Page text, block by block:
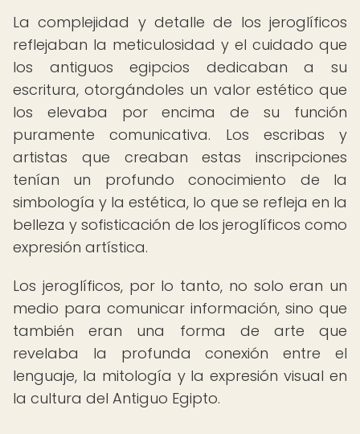
La complejidad y detalle de los jeroglíficos
reflejaban la meticulosidad y el cuidado que
los antiguos egipcios dedicaban a su
escritura, otorgándoles un valor estético que
los elevaba por encima de su función
puramente comunicativa. Los escribas y
artistas que creaban estas inscripciones
tenían un profundo conocimiento de la
simbología y la estética, lo que se refleja en la
belleza y sofisticación de los jeroglíficos como
expresión artística.
Los jeroglíficos, por lo tanto, no solo eran un
medio para comunicar información, sino que
también eran una forma de arte que
revelaba la profunda conexión entre el
lenguaje, la mitología y la expresión visual en
la cultura del Antiguo Egipto.